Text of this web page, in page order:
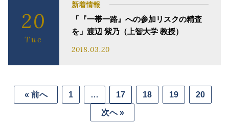
20
Tue
新着情報
「『一帯一路』への参加リスクの精査
を」渡辺 紫乃（上智大学 教授）
2018.03.20
« 前へ 1 … 17 18 19 20
次へ »